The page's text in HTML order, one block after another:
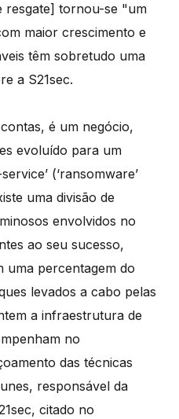
resgate] tornou-se "um
maior crescimento e
têm sobretudo uma
a S21sec.
é um negócio,
evoluído para um
(‘ransomware’
uma divisão de
envolvidos no
ao seu sucesso,
uma percentagem do
levados a cabo pelas
a infraestrutura de
no
das técnicas
responsável da
citado no